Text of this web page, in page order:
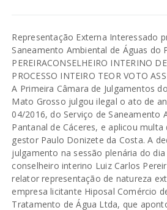
Representação Externa Interessado
Saneamento Ambiental de Águas do
PEREIRACONSELHEIRO INTERINO
PROCESSO INTEIRO TEOR VOTO
A Primeira Câmara de Julgamentos
Mato Grosso julgou ilegal o ato de
04/2016, do Serviço de Saneamento
Pantanal de Cáceres, e aplicou multa
gestor Paulo Donizete da Costa. A
julgamento na sessão plenária do
conselheiro interino Luiz Carlos
relator representação de natureza
empresa licitante Hiposal Comércio
Tratamento de Água Ltda, que